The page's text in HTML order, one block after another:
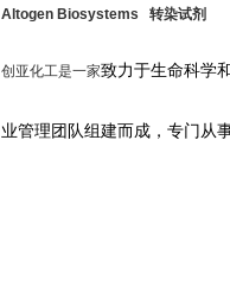
Altogen Biosystems 转染试剂
创亚化工是一家致力于生命科学
业管理团队组建而成，专门从